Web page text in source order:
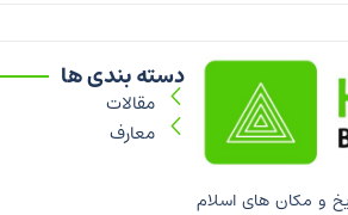
دسته بندی ها
مقالات
معارف
و مکان های اسلام